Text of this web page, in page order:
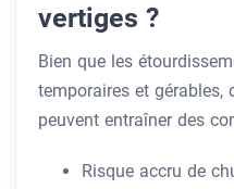
vertiges ?
Bien que les
temporaires et gérables,
peuvent entraîner des
Risque accru de